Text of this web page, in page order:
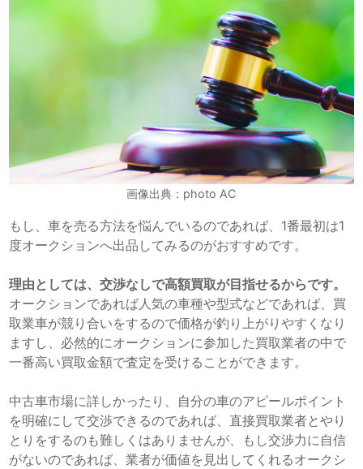
画像出典：photo AC
もし、車を売る方法を悩んでいるのであれば、1番最初は1
度オークションへ出品してみるのがおすすめです。
理由としては、交渉なしで高額買取が目指せるからです。
オークションであれば人気の車種や型式などであれば、買
取業車が競り合いをするので価格が釣り上がりやすくなり
ますし、必然的にオークションに参加した買取業者の中で
一番高い買取金額で査定を受けることができます。
中古車市場に詳しかったり、自分の車のアピールポイント
を明確にして交渉できるのであれば、直接買取業者とやり
とりをするのも難しくはありませんが、もし交渉力に自信
がないのであれば、業者が価値を見出してくれるオークシ